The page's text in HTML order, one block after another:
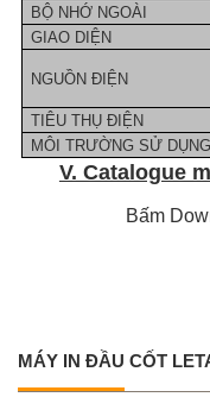
BỘ NHỚ NGOÀI
GIAO DIỆN
NGUỒN ĐIỆN
TIÊU THỤ ĐIỆN
MÔI TRƯỜNG SỬ DỤNG
V. Catalogue
Bấm
MÁY IN ĐẦU CỐT